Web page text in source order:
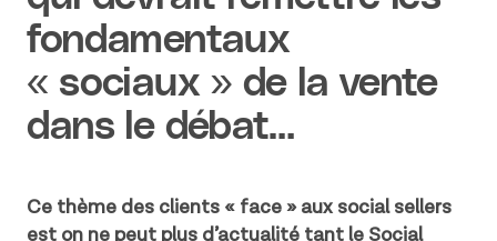
fondamentaux
« sociaux » de la vente
dans le débat…
Ce thème des clients « face » aux social sellers
est on ne peut plus d’actualité tant le Social